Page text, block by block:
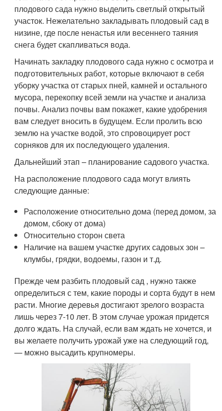
плодового сада нужно выделить светлый открытый
участок. Нежелательно закладывать плодовый сад в
низине, где после ненастья или весеннего таяния
снега будет скапливаться вода.
Начинать закладку плодового сада нужно с осмотра и
подготовительных работ, которые включают в себя
уборку участка от старых пней, камней и остального
мусора, перекопку всей земли на участке и анализа
почвы. Анализ почвы вам покажет, какие удобрения
вам следует вносить в будущем. Если пролить всю
землю на участке водой, это спровоцирует рост
сорняков для их последующего удаления.
Дальнейший этап – планирование садового участка.
На расположение плодового сада могут влиять
следующие данные:
Расположение относительно дома (перед домом, за
домом, сбоку от дома)
Относительно сторон света
Наличие на вашем участке других садовых зон –
клумбы, грядки, водоемы, газон и т.д.
Прежде чем разбить плодовый сад , нужно также
определиться с тем, какие породы и сорта будут в нем
расти. Многие деревья достигают зрелого возраста
лишь через 7-10 лет. В этом случае урожая придется
долго ждать. На случай, если вам ждать не хочется, и
вы желаете получить урожай уже на следующий год,
— можно высадить крупномеры.